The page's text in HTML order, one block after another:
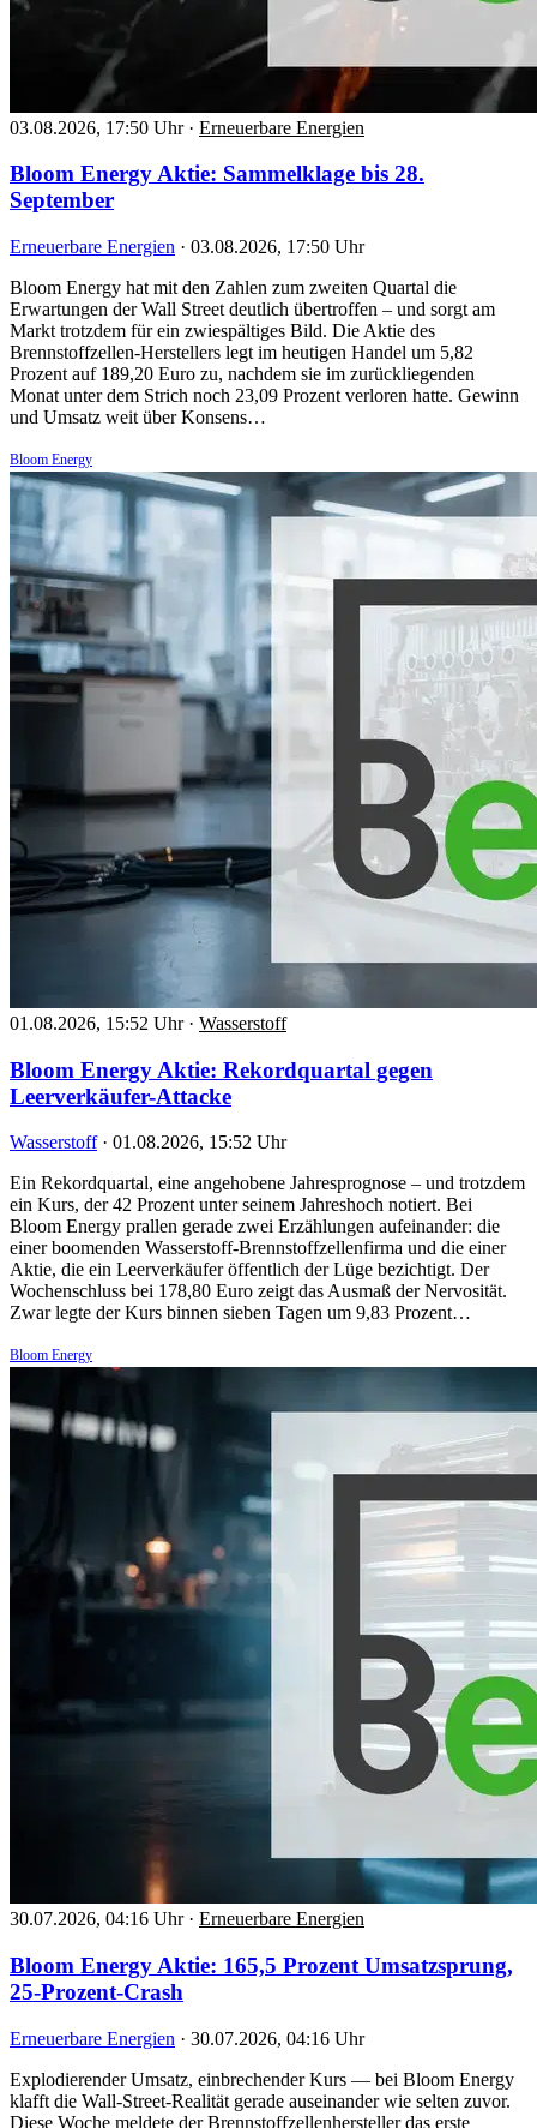
03.08.2026, 17:50 Uhr · Erneuerbare Energien
Bloom Energy Aktie: Sammelklage bis 28.
September
Erneuerbare Energien · 03.08.2026, 17:50 Uhr
Bloom Energy hat mit den Zahlen zum zweiten Quartal die
Erwartungen der Wall Street deutlich übertroffen – und sorgt am
Markt trotzdem für ein zwiespältiges Bild. Die Aktie des
Brennstoffzellen-Herstellers legt im heutigen Handel um 5,82
Prozent auf 189,20 Euro zu, nachdem sie im zurückliegenden
Monat unter dem Strich noch 23,09 Prozent verloren hatte. Gewinn
und Umsatz weit über Konsens…
Bloom Energy
01.08.2026, 15:52 Uhr · Wasserstoff
Bloom Energy Aktie: Rekordquartal gegen
Leerverkäufer-Attacke
Wasserstoff · 01.08.2026, 15:52 Uhr
Ein Rekordquartal, eine angehobene Jahresprognose – und trotzdem
ein Kurs, der 42 Prozent unter seinem Jahreshoch notiert. Bei
Bloom Energy prallen gerade zwei Erzählungen aufeinander: die
einer boomenden Wasserstoff-Brennstoffzellenfirma und die einer
Aktie, die ein Leerverkäufer öffentlich der Lüge bezichtigt. Der
Wochenschluss bei 178,80 Euro zeigt das Ausmaß der Nervosität.
Zwar legte der Kurs binnen sieben Tagen um 9,83 Prozent…
Bloom Energy
30.07.2026, 04:16 Uhr · Erneuerbare Energien
Bloom Energy Aktie: 165,5 Prozent Umsatzsprung,
25-Prozent-Crash
Erneuerbare Energien · 30.07.2026, 04:16 Uhr
Explodierender Umsatz, einbrechender Kurs — bei Bloom Energy
klafft die Wall-Street-Realität gerade auseinander wie selten zuvor.
Diese Woche meldete der Brennstoffzellenhersteller das erste